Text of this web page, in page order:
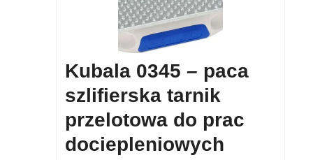
Kubala 0345 – paca
szlifierska tarnik
przelotowa do prac
dociepleniowych